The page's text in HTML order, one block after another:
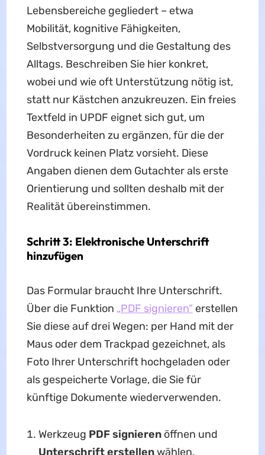
Lebensbereiche gegliedert – etwa
Mobilität, kognitive Fähigkeiten,
Selbstversorgung und die Gestaltung des
Alltags. Beschreiben Sie hier konkret,
wobei und wie oft Unterstützung nötig ist,
statt nur Kästchen anzukreuzen. Ein freies
Textfeld in UPDF eignet sich gut, um
Besonderheiten zu ergänzen, für die der
Vordruck keinen Platz vorsieht. Diese
Angaben dienen dem Gutachter als erste
Orientierung und sollten deshalb mit der
Realität übereinstimmen.
Schritt 3: Elektronische Unterschrift
hinzufügen
Das Formular braucht Ihre Unterschrift.
Über die Funktion „PDF signieren“ erstellen
Sie diese auf drei Wegen: per Hand mit der
Maus oder dem Trackpad gezeichnet, als
Foto Ihrer Unterschrift hochgeladen oder
als gespeicherte Vorlage, die Sie für
künftige Dokumente wiederverwenden.
Werkzeug PDF signierenöffnen und
Unterschrift erstellenwählen.